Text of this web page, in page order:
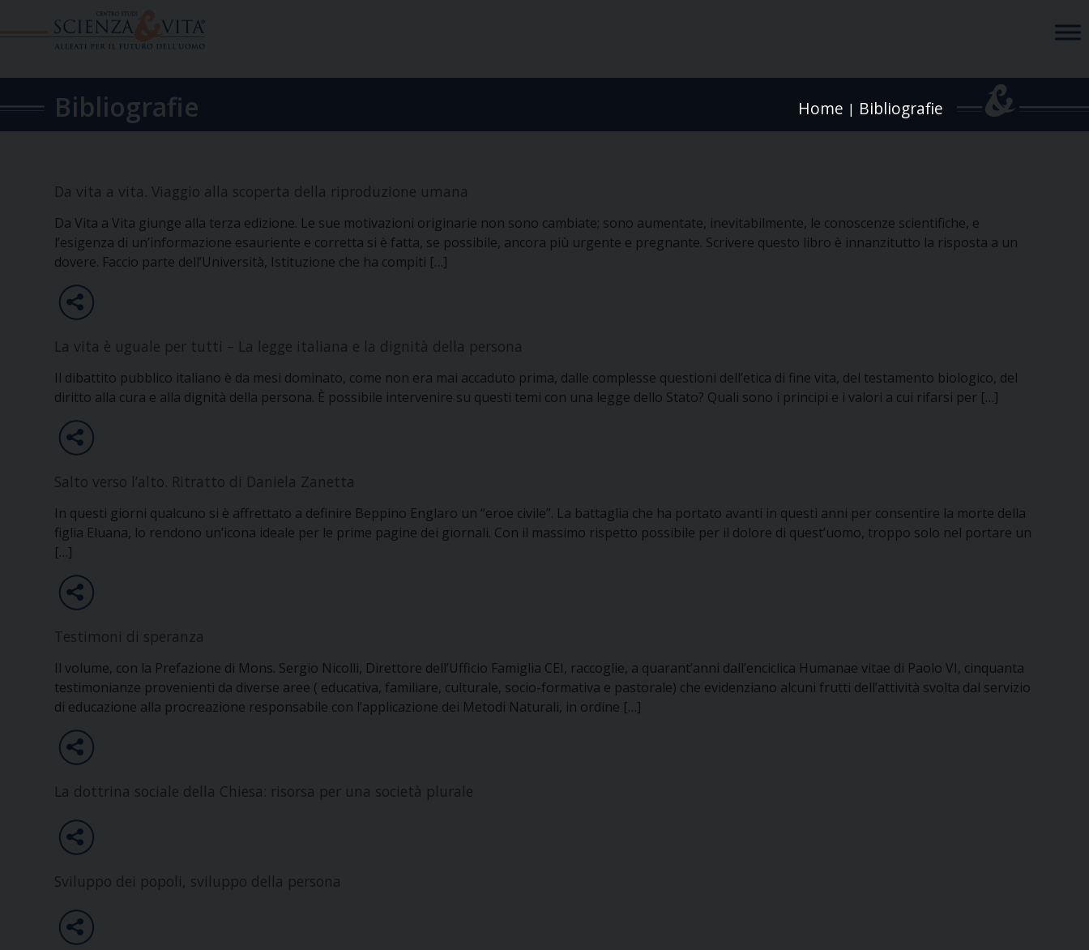
Home | Bibliografie
Bibliografie
Da vita a vita. Viaggio alla scoperta della riproduzione umana
Da Vita a Vita giunge alla terza edizione. Le sue motivazioni originarie non sono cambiate; sono aumentate, inevitabilmente, le conoscenze scientifiche, e
l’esigenza di un’informazione esauriente e corretta si è fatta, se possibile, ancora più urgente e pregnante. Scrivere questo libro è innanzitutto la risposta a un
dovere. Faccio parte dell’Università, Istituzione che ha compiti […]
La vita è uguale per tutti – La legge italiana e la dignità della persona
Il dibattito pubblico italiano è da mesi dominato, come non era mai accaduto prima, dalle complesse questioni dell’etica di fine vita, del testamento biologico, del
diritto alla cura e alla dignità della persona. È possibile intervenire su questi temi con una legge dello Stato? Quali sono i principi e i valori a cui rifarsi per […]
Salto verso l’alto. Ritratto di Daniela Zanetta
In questi giorni qualcuno si è affrettato a definire Beppino Englaro un “eroe civile”. La battaglia che ha portato avanti in questi anni per consentire la morte della
figlia Eluana, lo rendono un’icona ideale per le prime pagine dei giornali. Con il massimo rispetto possibile per il dolore di quest’uomo, troppo solo nel portare un
[…]
Testimoni di speranza
Il volume, con la Prefazione di Mons. Sergio Nicolli, Direttore dell’Ufficio Famiglia CEI, raccoglie, a quarant’anni dall’enciclica Humanae vitae di Paolo VI, cinquanta
testimonianze provenienti da diverse aree ( educativa, familiare, culturale, socio-formativa e pastorale) che evidenziano alcuni frutti dell’attività svolta dal servizio
di educazione alla procreazione responsabile con l’applicazione dei Metodi Naturali, in ordine […]
La dottrina sociale della Chiesa: risorsa per una società plurale
Sviluppo dei popoli, sviluppo della persona